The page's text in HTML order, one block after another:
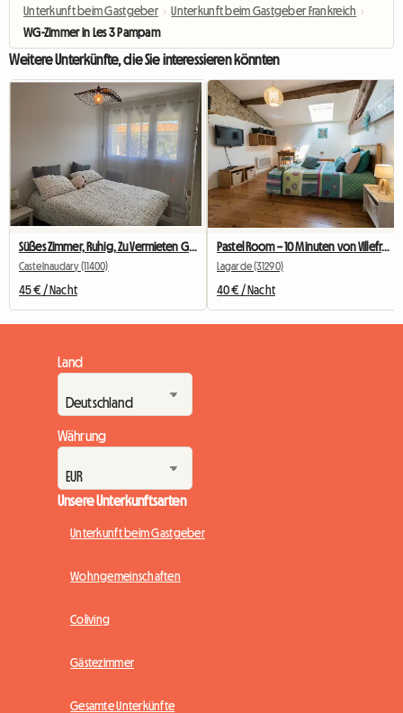
Unterkunft beim Gastgeber › Unterkunft beim Gastgeber Frankreich ›
WG-Zimmer in Les 3 Pampam
Weitere Unterkünfte, die Sie interessieren könnten
Süßes Zimmer, Ruhig, Zu Vermieten Gastfamilie, Stadtzentrum
Castelnaudary (11400)
45 € / Nacht
Pastel Room – 10 Minuten von Villefranche und Nailloux entfernt
Lagarde (31290)
40 € / Nacht
Land
Währung
Unsere Unterkunftsarten
Unterkunft beim Gastgeber
Wohngemeinschaften
Coliving
Gästezimmer
Gesamte Unterkünfte